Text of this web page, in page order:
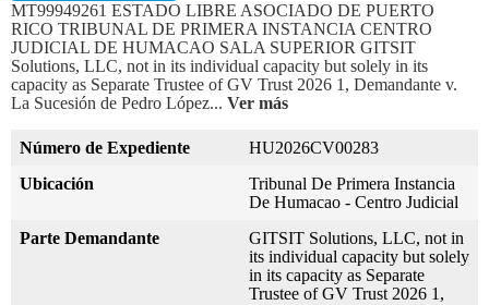
MT99949261 ESTADO LIBRE ASOCIADO DE PUERTO
RICO TRIBUNAL DE PRIMERA INSTANCIA CENTRO
JUDICIAL DE HUMACAO SALA SUPERIOR GITSIT
Solutions, LLC, not in its individual capacity but solely in its
capacity as Separate Trustee of GV Trust 2026 1, Demandante v.
La Sucesión de Pedro López... Ver más
Número de Expediente
HU2026CV00283
Ubicación
Tribunal De Primera Instancia
De Humacao - Centro Judicial
Parte Demandante
GITSIT Solutions, LLC, not in
its individual capacity but solely
in its capacity as Separate
Trustee of GV Trust 2026 1,